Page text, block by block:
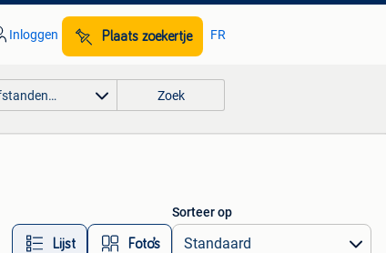
Inloggen Plaats zoekertje FR
Zoek
Lijst Foto’s
Sorteer op